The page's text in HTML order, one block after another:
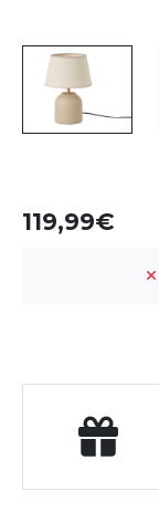
119,99